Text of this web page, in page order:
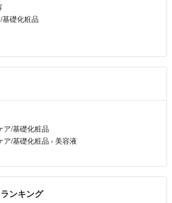
基礎化粧品
ア/基礎化粧品
ア/基礎化粧品 › 美容液
ンキング